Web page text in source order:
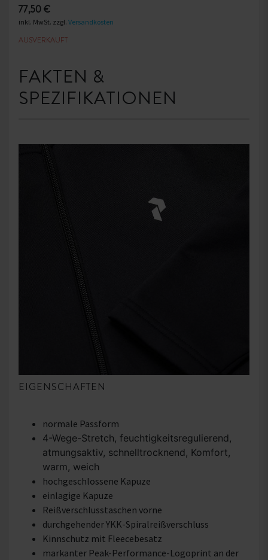
77,50 €
inkl. MwSt. zzgl. Versandkosten
AUSVERKAUFT
FAKTEN &
SPEZIFIKATIONEN
EIGENSCHAFTEN
normale Passform
4-Wege-Stretch, feuchtigkeitsregulierend,
atmungsaktiv, schnelltrocknend, Komfort,
warm, weich
hochgeschlossene Kapuze
einlagige Kapuze
Reißverschlusstaschen vorne
durchgehender YKK-Spiralreißverschluss
Kinnschutz mit Fleecebesatz
markanter Peak-Performance-Logoprint an der